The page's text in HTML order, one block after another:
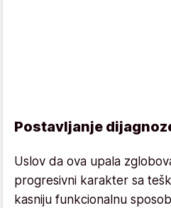
Postavljanje
Uslov da ova upala
progresivni karakter sa
kasniju funkcionalnu